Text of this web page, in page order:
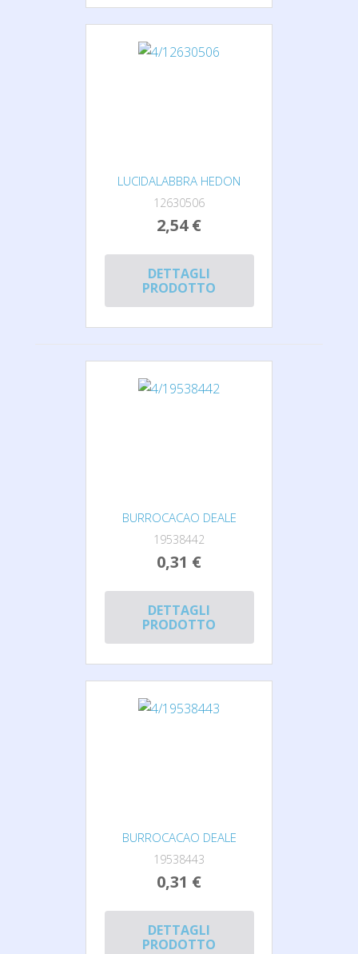
LUCIDALABBRA HEDON
12630506
2,54 €
DETTAGLI
PRODOTTO
BURROCACAO DEALE
19538442
0,31 €
DETTAGLI
PRODOTTO
BURROCACAO DEALE
19538443
0,31 €
DETTAGLI
PRODOTTO